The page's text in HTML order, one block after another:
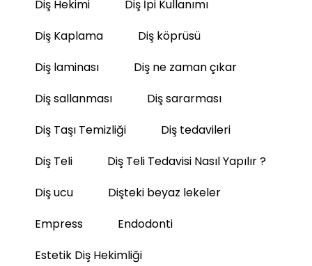
Diş Hekimi
Diş İpi Kullanımı
Diş Kaplama
Diş köprüsü
Diş laminası
Diş ne zaman çıkar
Diş sallanması
Diş sararması
Diş Taşı Temizliği
Diş tedavileri
Diş Teli
Diş Teli Tedavisi Nasıl Yapılır ?
Diş ucu
Dişteki beyaz lekeler
Empress
Endodonti
Estetik Diş Hekimliği